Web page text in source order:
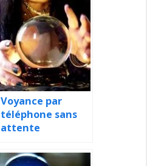
Voyance par
téléphone sans
attente